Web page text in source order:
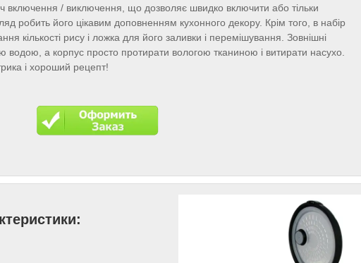
включення / виключення, що дозволяє швидко включити або тільки
робить його цікавим доповненням кухонного декору. Крім того, в набір
кількості рису і ложка для його заливки і перемішування. Зовнішні
а корпус просто протирати вологою тканиною і витирати насухо.
і хороший рецепт!